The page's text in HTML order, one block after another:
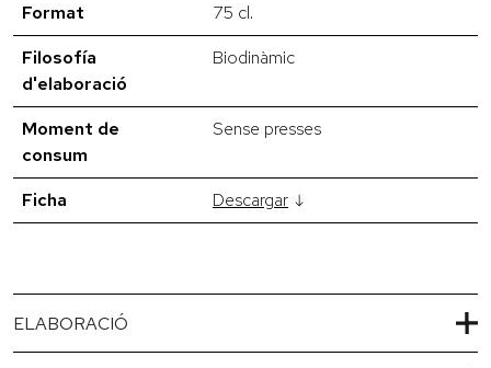
Format
75 cl.
Filosofía
d'elaboració
Biodinàmic
Moment de
consum
Sense presses
Ficha Descargar
ELABORACIÓ